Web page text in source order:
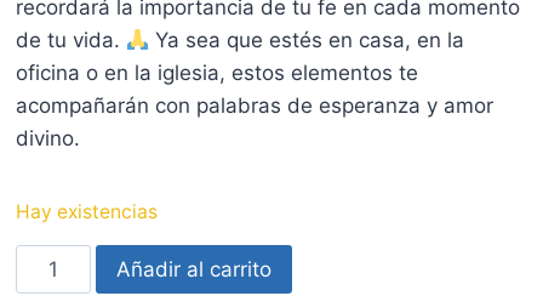
recordará la importancia de tu fe en cada momento
de tu vida.
Ya sea que estés en casa, en la
oficina o en la iglesia, estos elementos te
acompañarán con palabras de esperanza y amor
divino.
Hay existencias
Añadir al carrito